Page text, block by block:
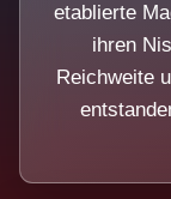
etablierte
ihren
Reichweite